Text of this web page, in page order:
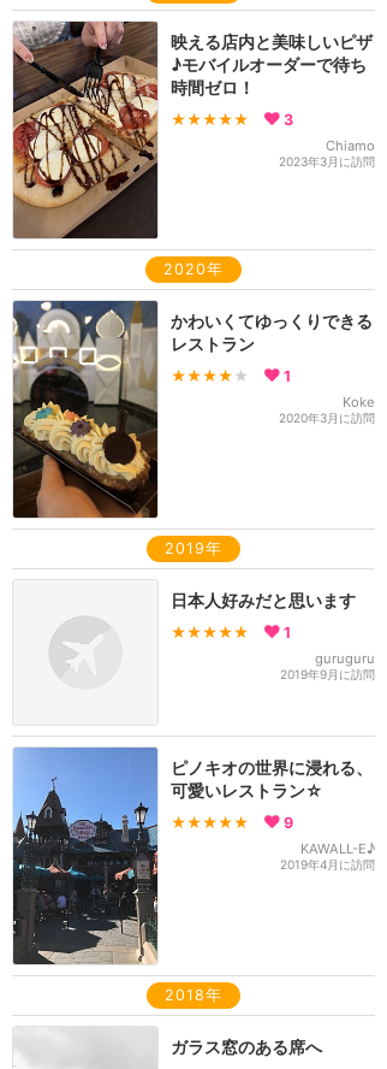
映える店内と美味しいピザ
♪モバイルオーダーで待ち
時間ゼロ！
★★★★★ 3
Chiamo
2023年3月に訪問
2020年
かわいくてゆっくりできる
レストラン
★★★★ ★ 1
Koke
2020年3月に訪問
2019年
日本人好みだと思います
★★★★★ 1
guruguru
2019年9月に訪問
ピノキオの世界に浸れる、
可愛いレストラン☆
★★★★★ 9
KAWALL-E♪
2019年4月に訪問
2018年
ガラス窓のある席へ